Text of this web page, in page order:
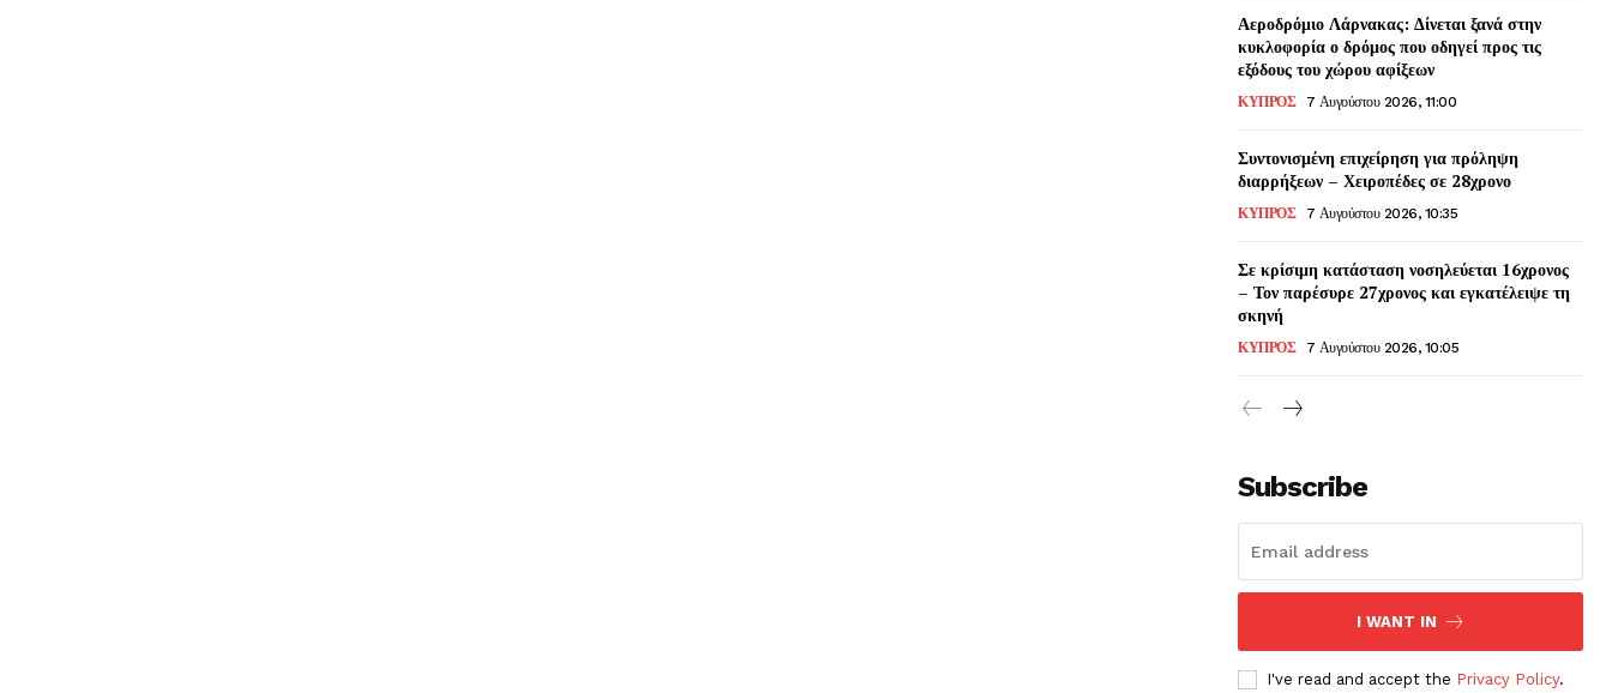
Αεροδρόμιο Λάρνακας: Δίνεται ξανά στην
κυκλοφορία ο δρόμος που οδηγεί προς τις
εξόδους του χώρου αφίξεων
ΚΥΠΡΟΣ 7 Αυγούστου 2026, 11:00
Συντονισμένη επιχείρηση για πρόληψη
διαρρήξεων – Χειροπέδες σε 28χρονο
ΚΥΠΡΟΣ 7 Αυγούστου 2026, 10:35
Σε κρίσιμη κατάσταση νοσηλεύεται 16χρονος
– Τον παρέσυρε 27χρονος και εγκατέλειψε τη
σκηνή
ΚΥΠΡΟΣ 7 Αυγούστου 2026, 10:05
Subscribe
I WANT IN
I've read and accept the Privacy Policy.